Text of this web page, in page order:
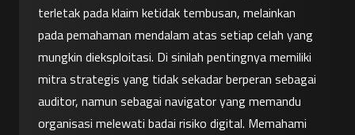
terletak pada klaim ketidak tembusan, melainkan
pada pemahaman mendalam atas setiap celah yang
mungkin dieksploitasi. Di sinilah pentingnya memiliki
mitra strategis yang tidak sekadar berperan sebagai
auditor, namun sebagai navigator yang memandu
organisasi melewati badai risiko digital. Memahami